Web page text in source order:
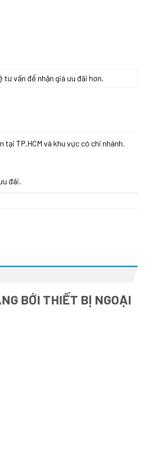
vấn để nhận giá ưu đãi hơn.
TP.HCM và khu vực có chi nhánh.
đãi.
BỚI THIẾT BỊ NGOẠI